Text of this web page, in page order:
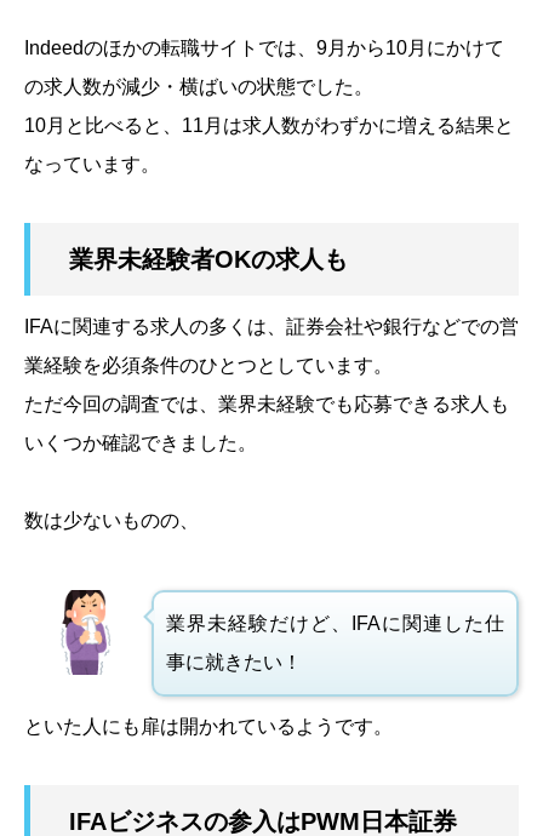
Indeedのほかの転職サイトでは、9月から10月にかけて
の求人数が減少・横ばいの状態でした。
10月と比べると、11月は求人数がわずかに増える結果と
なっています。
業界未経験者OKの求人も
IFAに関連する求人の多くは、証券会社や銀行などでの営
業経験を必須条件のひとつとしています。
ただ今回の調査では、業界未経験でも応募できる求人も
いくつか確認できました。
数は少ないものの、
業界未経験だけど、IFAに関連した仕
事に就きたい！
といた人にも扉は開かれているようです。
IFAビジネスの参入はPWM日本証券